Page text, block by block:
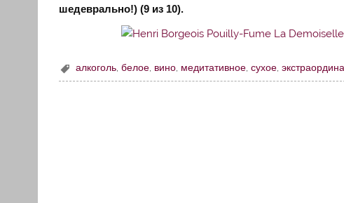
шедеврально!) (9 из 10).
алкоголь ,белое вино медитативное ,сухое ,